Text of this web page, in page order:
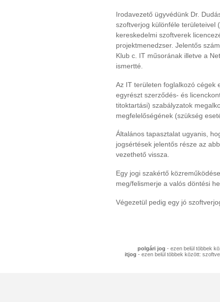
Irodavezető ügyvédünk Dr.
szoftverjog különféle területeivel
kereskedelmi szoftverek
projektmenedzser. Jelentős
Klub c. IT műsorának illetve a
ismertté.
Az IT területen foglalkozó cégek
egyrészt szerződés- és
titoktartási) szabályzatok
megfelelőségének (szükség
Általános tapasztalat ugyanis,
jogsértések jelentős része az
vezethető vissza.
Egy jogi szakértő
meg/felismerje a valós döntési
Végezetül pedig egy jó
polgári jog - ezen belül többek
itjog - ezen belül többek között: